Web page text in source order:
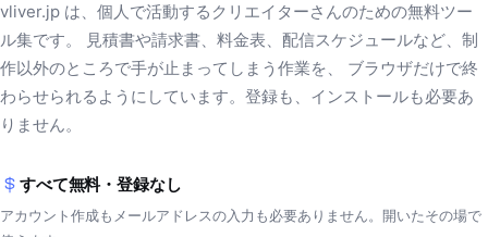
vliver.jp は、個人で活動するクリエイターさんのための無料ツー
ル集です。 見積書や請求書、料金表、配信スケジュールなど、制
作以外のところで手が止まってしまう作業を、 ブラウザだけで終
わらせられるようにしています。登録も、インストールも必要あ
りません。
すべて無料・登録なし
アカウント作成もメールアドレスの入力も必要ありません。開いたその場で